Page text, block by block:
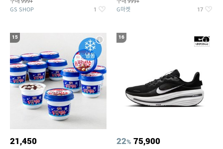
GS SHOP 1 G마켓 17
15
21,450
16
22% 75,900